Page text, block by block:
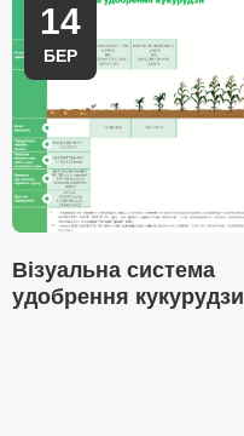
14
БЕР
Візуальна система
удобрення кукурудзи